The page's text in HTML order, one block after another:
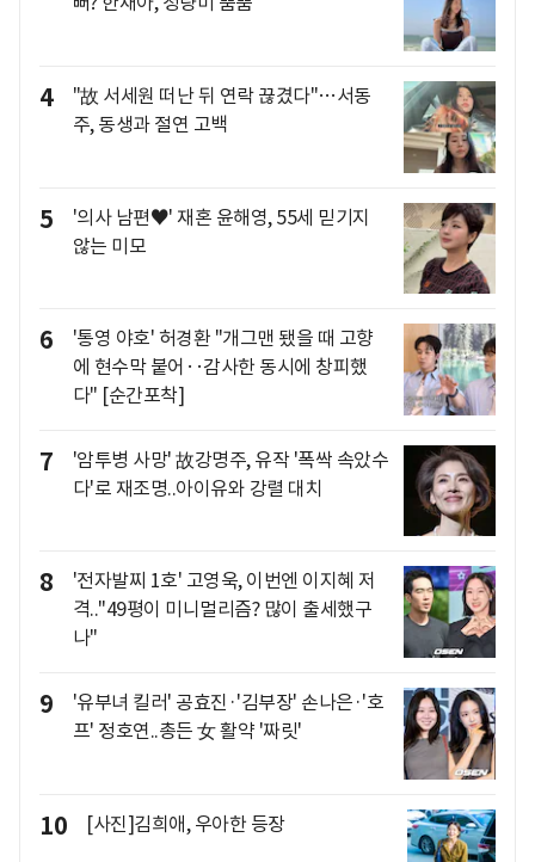
4
"故 서세원 떠난 뒤 연락 끊겼다"…서동
주, 동생과 절연 고백
5
'의사 남편♥' 재혼 윤해영, 55세 믿기지
않는 미모
6
'통영 야호' 허경환 "개그맨 됐을 때 고향
에 현수막 붙어‥감사한 동시에 창피했
다" [순간포착]
7
'암투병 사망' 故강명주, 유작 '폭싹 속았수
다'로 재조명..아이유와 강렬 대치
8
'전자발찌 1호' 고영욱, 이번엔 이지혜 저
격.."49평이 미니멀리즘? 많이 출세했구
나"
9
'유부녀 킬러' 공효진·'김부장' 손나은·'호
프' 정호연..총든 女 활약 '짜릿'
10 [사진]김희애, 우아한 등장